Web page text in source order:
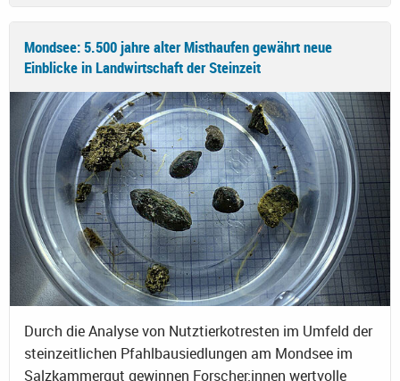
Mondsee: 5.500 jahre alter Misthaufen gewährt neue
Einblicke in Landwirtschaft der Steinzeit
Durch die Analyse von Nutztierkotresten im Umfeld der
steinzeitlichen Pfahlbausiedlungen am Mondsee im
Salzkammergut gewinnen Forscher:innen wertvolle